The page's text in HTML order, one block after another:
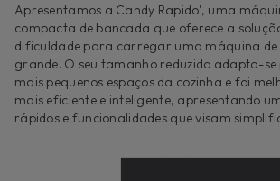
Apresentamos a Candy Rapido', uma
compacta de bancada que oferece a
dificuldade para carregar uma máquina
grande. O seu tamanho reduzido adapta-
mais pequenos espaços da cozinha e foi
mais eficiente e inteligente, apresentando
rápidos e funcionalidades que visam